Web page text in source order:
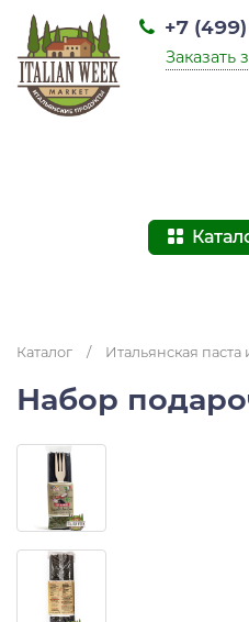
+7
Заказать
Каталог / Итальянская
Набор